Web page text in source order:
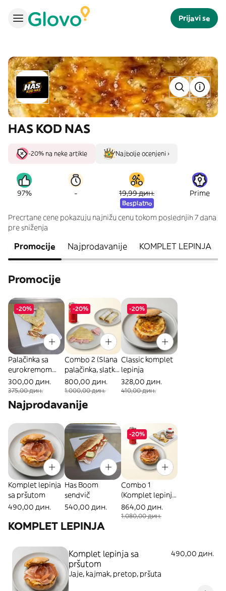
Prijavi se
HAS KOD NAS
-20% na neke artikle Najbolje ocenjeni ›
97% - 19,99 дин.
Besplatno
Prime
Precrtane cene pokazuju najnižu cenu tokom poslednjih 7 dana
pre sniženja
Promocije Najprodavanije KOMPLET LEPINJA
Promocije
-20%
Palačinka sa
eurokremom
pola metra
300,00 дин.
375,00 дин.
-20%
Combo 2 (Slana
palačinka, slatka
palačinka &
Coca Cola 0.33l)
800,00 дин.
1.000,00 дин.
-20%
Classic komplet
lepinja
328,00 дин.
410,00 дин.
Najprodavanije
Komplet lepinja
sa pršutom
490,00 дин.
Has Boom
sendvič
540,00 дин.
-20%
Combo 1
(Komplet lepinja,
palačinka &
Coca Cola 0.33l)
864,00 дин.
1.080,00 дин.
KOMPLET LEPINJA
Komplet lepinja sa
pršutom
490,00 дин.
Jaje, kajmak, pretop, pršuta